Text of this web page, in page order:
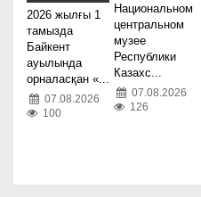
2026 жылғы 1
тамызда
Байкент
ауылында
орналасқан «...
07.08.2026
100
Национальном
центральном
музее
Республики
Казахс...
07.08.2026
126